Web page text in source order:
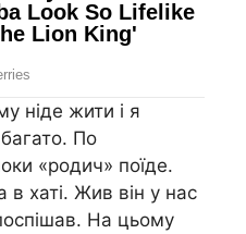
ніде жити і я
По
«родич» поїде.
хаті. Жив він у нас
На цьому